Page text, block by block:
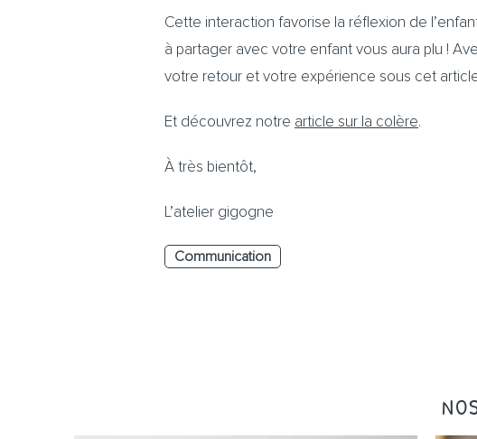
Cette interaction favorise la réflexion de
à partager avec votre enfant vous aura plu !
votre retour et votre expérience sous cet
Et découvrez notre article sur la colère.
À très bientôt,
L’atelier gigogne
Communication